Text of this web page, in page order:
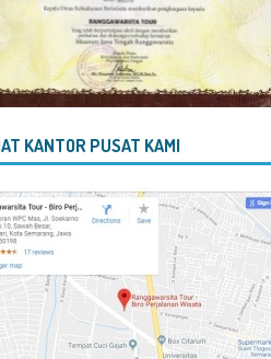
KANTOR PUSAT KAMI